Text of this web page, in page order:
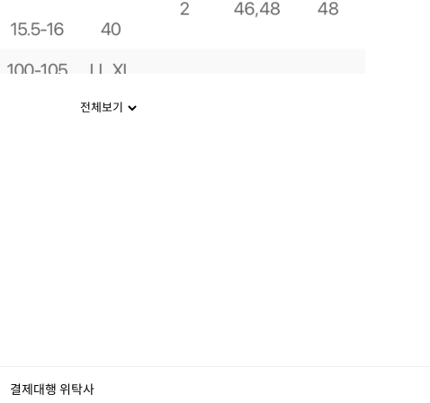
전체보기
결제대행 위탁사